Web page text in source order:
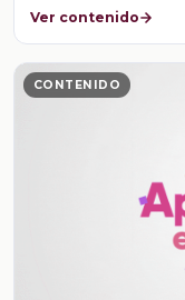
Ver contenido
CONTENIDO